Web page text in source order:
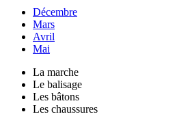
Décembre
Mars
Avril
Mai
La marche
Le balisage
Les bâtons
Les chaussures